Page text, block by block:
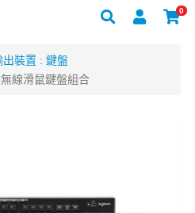
0
出裝置 : 鍵盤
線滑鼠鍵盤組合